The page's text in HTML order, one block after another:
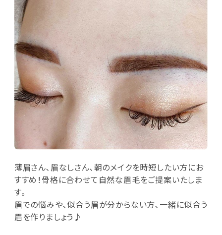
薄眉さん､眉なしさん､朝のメイクを時短したい方にお
すすめ！骨格に合わせて自然な眉毛をご提案いたしま
す。
眉での悩みや､似合う眉が分からない方､一緒に似合う
眉を作りましょう♪